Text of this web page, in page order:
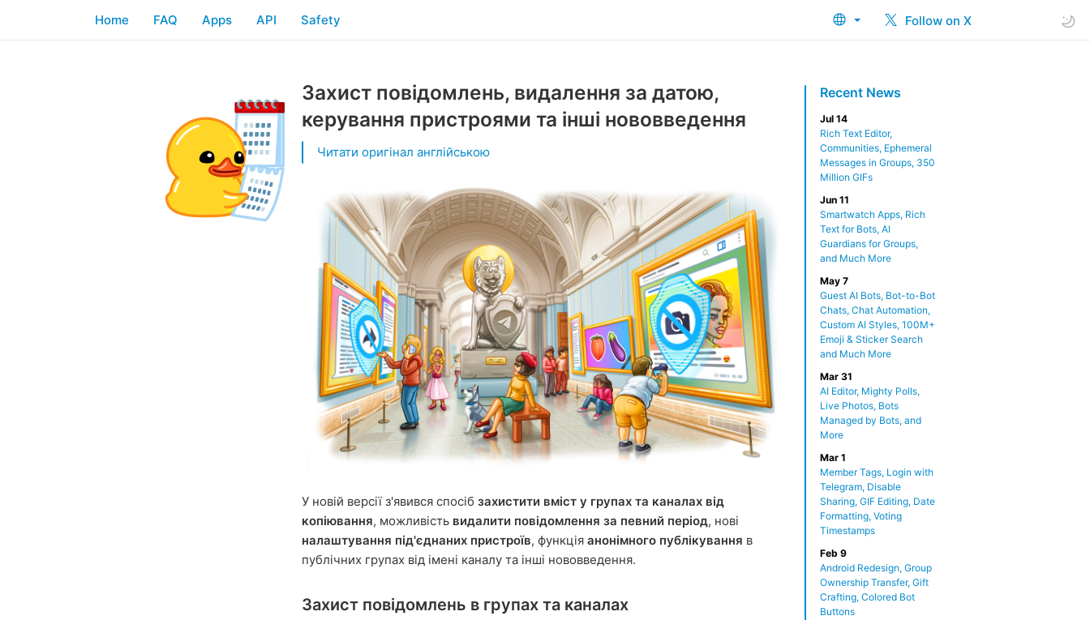
Follow on X
Home FAQ Apps API Safety
Recent News
Jul 14
Rich Text Editor,
Communities, Ephemeral
Messages in Groups, 350
Million GIFs
Jun 11
Smartwatch Apps, Rich
Text for Bots, AI
Guardians for Groups,
and Much More
May 7
Guest AI Bots, Bot-to-Bot
Chats, Chat Automation,
Custom AI Styles, 100M+
Emoji & Sticker Search
and Much More
Mar 31
AI Editor, Mighty Polls,
Live Photos, Bots
Managed by Bots, and
More
Mar 1
Member Tags, Login with
Telegram, Disable
Sharing, GIF Editing, Date
Formatting, Voting
Timestamps
Feb 9
Android Redesign, Group
Ownership Transfer, Gift
Crafting, Colored Bot
Buttons
Захист повідомлень, видалення за датою,
керування пристроями та інші нововведення
Читати оригінал англійською
У новій версії з'явився спосіб захистити вміст у групах та каналах від
копіювання, можливість видалити повідомлення за певний період, нові
налаштування під'єднаних пристроїв, функція анонімного публікування в
публічних групах від імені каналу та інші нововведення.
Захист повідомлень в групах та каналах